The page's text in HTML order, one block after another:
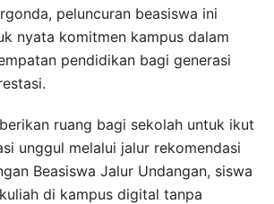
peluncuran beasiswa ini
nyata komitmen kampus dalam
pendidikan bagi generasi
ruang bagi sekolah untuk ikut
unggul melalui jalur rekomendasi
Beasiswa Jalur Undangan, siswa
di kampus digital tanpa